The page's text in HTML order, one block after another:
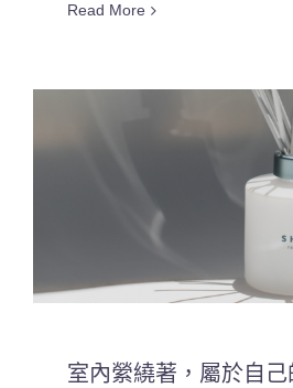
Read More
室內縈繞著，屬於自